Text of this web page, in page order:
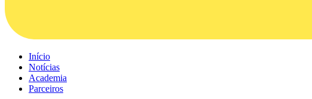
Início
Notícias
Academia
Parceiros